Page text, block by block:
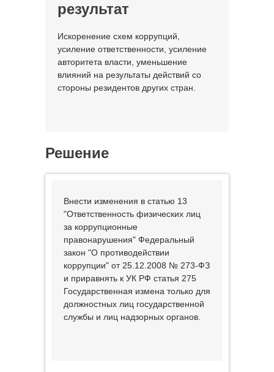
результат
Искоренение схем коррупций,
усиление ответственности, усиление
авторитета власти, уменьшение
влияний на результаты действий со
стороны резидентов других стран.
Решение
Внести изменения в статью 13
"Ответственность физических лиц
за коррупционные
правонарушения" Федеральный
закон "О противодействии
коррупции" от 25.12.2008 № 273-ФЗ
и приравнять к УК РФ статья 275
Государственная измена только для
должностных лиц государственной
службы и лиц надзорных органов.